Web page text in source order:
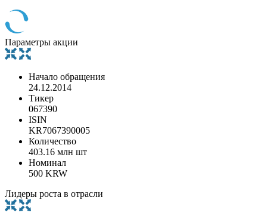
Параметры акции
Начало обращения
24.12.2014
Тикер
067390
ISIN
KR7067390005
Количество
403.16 млн шт
Номинал
500 KRW
Лидеры роста в отрасли